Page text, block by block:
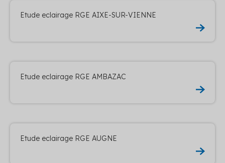
Etude eclairage RGE AIXE-SUR-VIENNE
Etude eclairage RGE AMBAZAC
Etude eclairage RGE AUGNE